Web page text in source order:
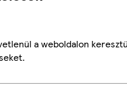
a weboldalon